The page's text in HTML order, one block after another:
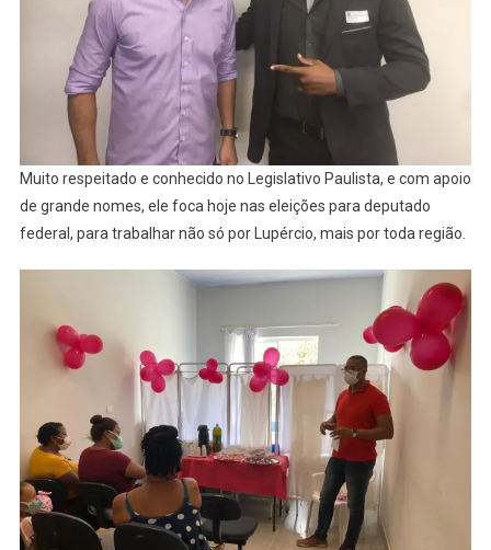
Muito respeitado e conhecido no Legislativo Paulista, e com apoio
de grande nomes, ele foca hoje nas eleições para deputado
federal, para trabalhar não só por Lupércio, mais por toda região.